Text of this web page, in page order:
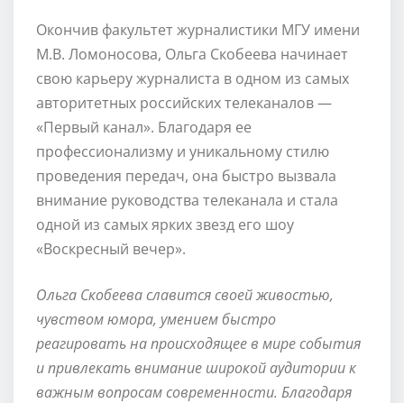
Окончив факультет журналистики МГУ имени
М.В. Ломоносова, Ольга Скобеева начинает
свою карьеру журналиста в одном из самых
авторитетных российских телеканалов —
«Первый канал». Благодаря ее
профессионализму и уникальному стилю
проведения передач, она быстро вызвала
внимание руководства телеканала и стала
одной из самых ярких звезд его шоу
«Воскресный вечер».
Ольга Скобеева славится своей живостью,
чувством юмора, умением быстро
реагировать на происходящее в мире события
и привлекать внимание широкой аудитории к
важным вопросам современности. Благодаря